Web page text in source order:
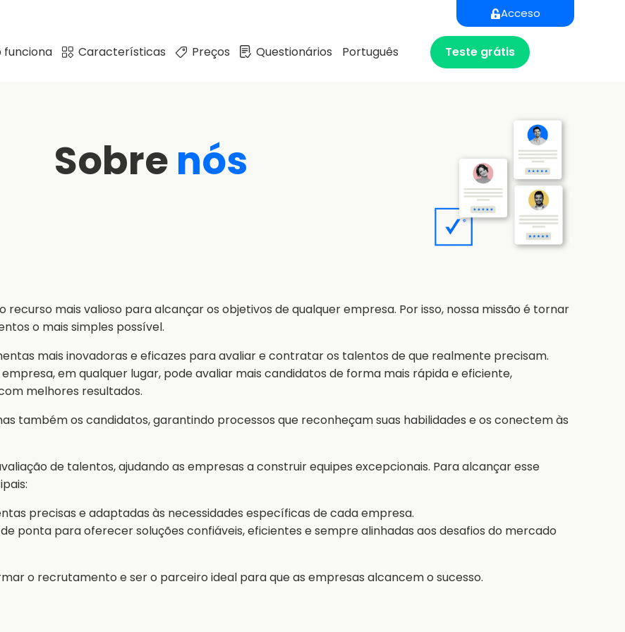
Acceso
funciona Características Preços Questionários Português Teste grátis
Sobrenós
mais valioso para alcançar os objetivos de qualquer empresa. Por isso, nossa missão é tornar
o mais simples possível.
mais inovadoras e eficazes para avaliar e contratar os talentos de que realmente precisam.
em qualquer lugar, pode avaliar mais candidatos de forma mais rápida e eficiente,
melhores resultados.
também os candidatos, garantindo processos que reconheçam suas habilidades e os conectem às
de talentos, ajudando as empresas a construir equipes excepcionais. Para alcançar esse
precisas e adaptadas às necessidades específicas de cada empresa.
ponta para oferecer soluções confiáveis, eficientes e sempre alinhadas aos desafios do mercado
o recrutamento e ser o parceiro ideal para que as empresas alcancem o sucesso.